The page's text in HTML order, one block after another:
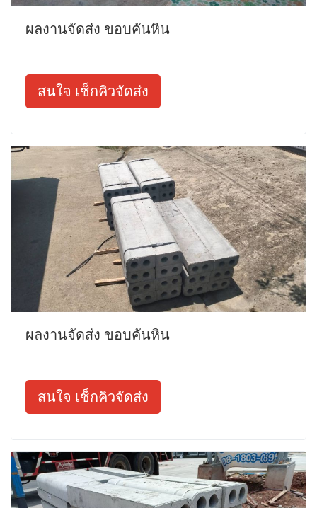
ผลงานจัดส่ง ขอบคันหิน
สนใจ เช็กคิวจัดส่ง
ผลงานจัดส่ง ขอบคันหิน
สนใจ เช็กคิวจัดส่ง